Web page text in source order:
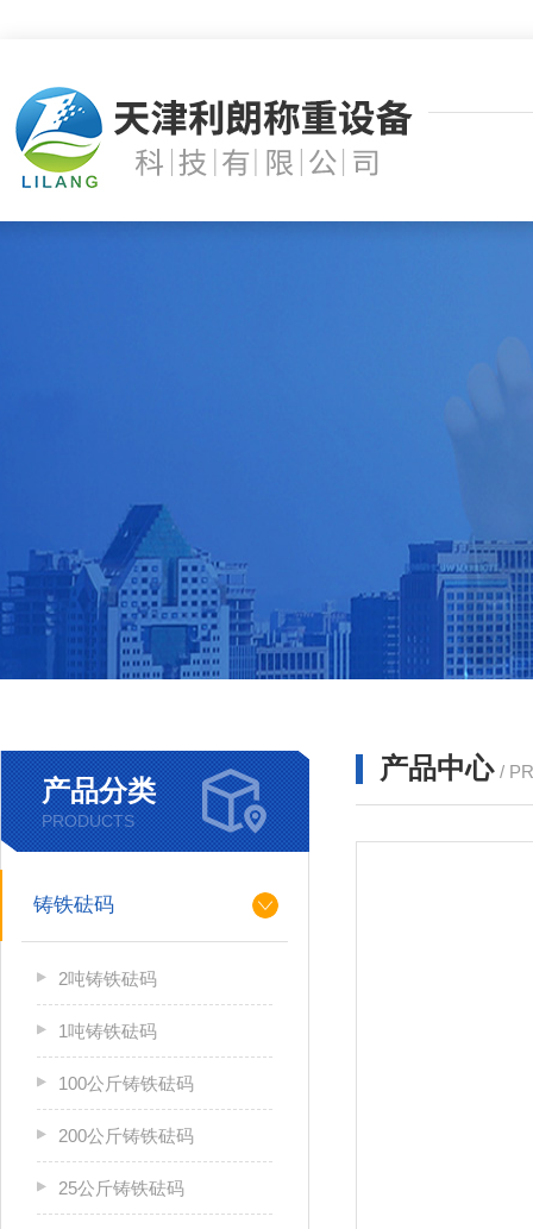
产品分类
PRODUCTS
铸铁砝码
2吨铸铁砝码
1吨铸铁砝码
100公斤铸铁砝码
200公斤铸铁砝码
25公斤铸铁砝码
产品中心 /